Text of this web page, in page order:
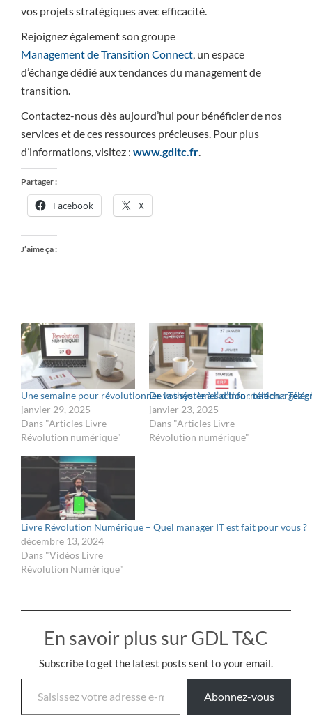
vos projets stratégiques avec efficacité.
Rejoignez également son groupe
Management de Transition Connect, un espace
d’échange dédié aux tendances du management de
transition.
Contactez-nous dès aujourd’hui pour bénéficier de nos
services et de ces ressources précieuses. Pour plus
d’informations, visitez : www.gdltc.fr.
Partager :
Facebook X
J’aime ça :
Une semaine pour révolutionner vos systèmes d’information :
janvier 29, 2025
Dans "Articles Livre
Révolution numérique"
De la théorie à l’action :
janvier 23, 2025
Dans "Articles Livre
Révolution numérique"
Livre Révolution Numérique – Quel manager IT est fait pour vous ?
décembre 13, 2024
Dans "Vidéos Livre
Révolution Numérique"
En savoir plus sur GDL T&C
Subscribe to get the latest posts sent to your email.
Abonnez-vous